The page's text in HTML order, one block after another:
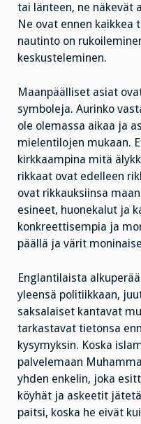
tai länteen, ne näkevät
Ne ovat ennen kaikkea
nautinto on
keskusteleminen.
Maanpäälliset asiat
symboleja. Aurinko
ole olemassa aikaa ja
mielentilojen mukaan.
kirkkaampina mitä
rikkaat ovat edelleen
ovat rikkauksiinsa
esineet, huonekalut ja
konkreettisempia ja
päällä ja värit
Englantilaista
yleensä politiikkaan,
saksalaiset kantavat
tarkastavat tietonsa
kysymyksin. Koska
palvelemaan
yhden enkelin, joka
köyhät ja askeetit
paitsi, koska he eivät